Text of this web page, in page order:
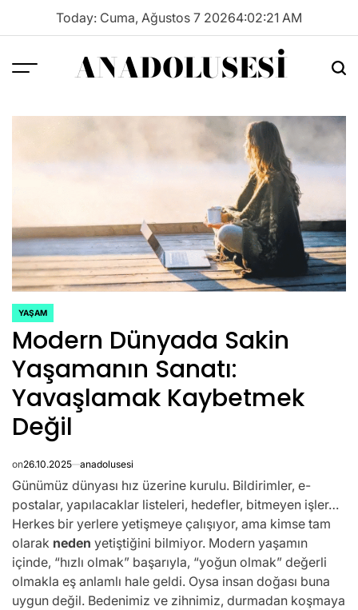
Today: Cuma, Ağustos 7 20264:02:21 AM
Menu ANADOLUSESI
POSTED
IN
YAŞAM
Modern Dünyada Sakin
Yaşamanın Sanatı:
Yavaşlamak Kaybetmek
Değil
on26.10.2025 anadolusesi
Günümüz dünyası hız üzerine kurulu. Bildirimler, e-
postalar, yapılacaklar listeleri, hedefler, bitmeyen işler…
Herkes bir yerlere yetişmeye çalışıyor, ama kimse tam
olarak neden yetiştiğini bilmiyor. Modern yaşamın
içinde, “hızlı olmak” başarıyla, “yoğun olmak” değerli
olmakla eş anlamlı hale geldi. Oysa insan doğası buna
uygun değil. Bedenimiz ve zihnimiz, durmadan koşmaya